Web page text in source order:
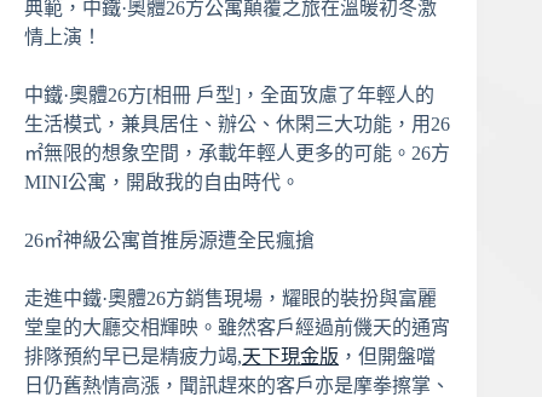
典範，中鐵·奧體26方公寓顛覆之旅在溫暖初冬激
情上演！
中鐵·奧體26方[相冊 戶型]，全面攷慮了年輕人的
生活模式，兼具居住、辦公、休閑三大功能，用26
㎡無限的想象空間，承載年輕人更多的可能。26方
MINI公寓，開啟我的自由時代。
26㎡神級公寓首推房源遭全民瘋搶
走進中鐵·奧體26方銷售現場，耀眼的裝扮與富麗
堂皇的大廳交相輝映。雖然客戶經過前僟天的通宵
排隊預約早已是精疲力竭,天下現金版 ，但開盤噹
日仍舊熱情高漲，聞訊趕來的客戶亦是摩拳擦掌、